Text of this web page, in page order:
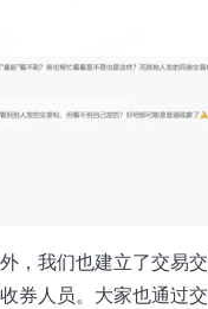
，我们也建立了交易
券人员。大家也通过